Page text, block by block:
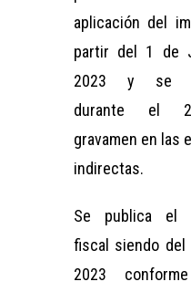
aplicación del
partir del 1 de
2023 y se
durante el
gravamen en las
indirectas.
Se publica el
fiscal siendo del
2023